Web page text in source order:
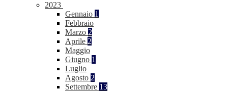
2023
Gennaio 1
Febbraio
Marzo 2
Aprile 2
Maggio
Giugno 1
Luglio
Agosto 2
Settembre 13